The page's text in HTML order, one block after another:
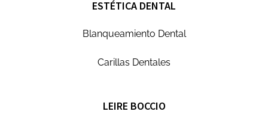
ESTÉTICA DENTAL
Blanqueamiento Dental
Carillas Dentales
LEIRE BOCCIO